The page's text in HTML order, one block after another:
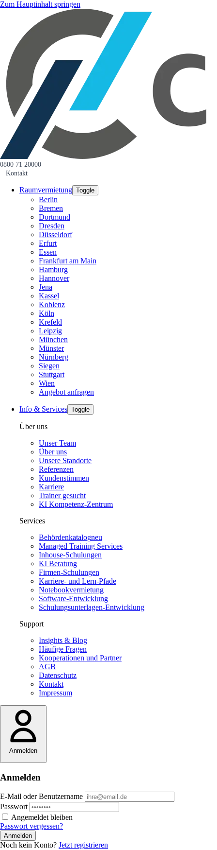
Zum Hauptinhalt springen
0800 71 20000
Kontakt
Raumvermietung Toggle
Berlin
Bremen
Dortmund
Dresden
Düsseldorf
Erfurt
Essen
Frankfurt am Main
Hamburg
Hannover
Jena
Kassel
Koblenz
Köln
Krefeld
Leipzig
München
Münster
Nürnberg
Siegen
Stuttgart
Wien
Angebot anfragen
Info & Services Toggle
Über uns
Unser Team
Über uns
Unsere Standorte
Referenzen
Kundenstimmen
Karriere
Trainer gesucht
KI Kompetenz-Zentrum
Services
Behördenkatalogneu
Managed Training Services
Inhouse-Schulungen
KI Beratung
Firmen-Schulungen
Karriere- und Lern-Pfade
Notebookvermietung
Software-Entwicklung
Schulungsunterlagen-Entwicklung
Support
Insights & Blog
Häufige Fragen
Kooperationen und Partner
AGB
Datenschutz
Kontakt
Impressum
Anmelden
Anmelden
E-Mail oder Benutzername
Passwort
Angemeldet bleiben
Passwort vergessen?
Anmelden
Noch kein Konto? Jetzt registrieren